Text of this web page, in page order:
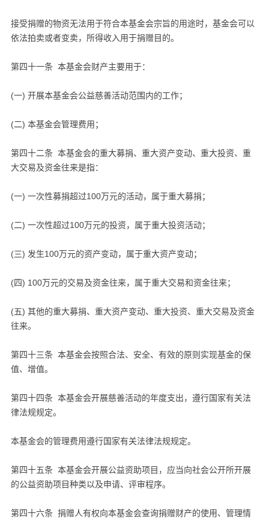
接受捐赠的物资无法用于符合本基金会宗旨的用途时，基金会可以
依法拍卖或者变卖，所得收入用于捐赠目的。
第四十一条 本基金会财产主要用于：
(一) 开展本基金会公益慈善活动范围内的工作；
(二) 本基金会管理费用；
第四十二条 本基金会的重大募捐、重大资产变动、重大投资、重
大交易及资金往来是指：
(一) 一次性募捐超过100万元的活动，属于重大募捐；
(二) 一次性超过100万元的投资，属于重大投资活动；
(三) 发生100万元的资产变动，属于重大资产变动；
(四) 100万元的交易及资金往来，属于重大交易和资金往来；
(五) 其他的重大募捐、重大资产变动、重大投资、重大交易及资金
往来。
第四十三条 本基金会按照合法、安全、有效的原则实现基金的保
值、增值。
第四十四条 本基金会开展慈善活动的年度支出，遵行国家有关法
律法规规定。
本基金会的管理费用遵行国家有关法律法规规定。
第四十五条 本基金会开展公益资助项目，应当向社会公开所开展
的公益资助项目种类以及申请、评审程序。
第四十六条 捐赠人有权向本基金会查询捐赠财产的使用、管理情